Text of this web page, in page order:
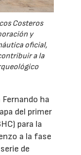
Costeros
y
oficial,
a la
Fernando ha
del primer
para la
a la fase
de